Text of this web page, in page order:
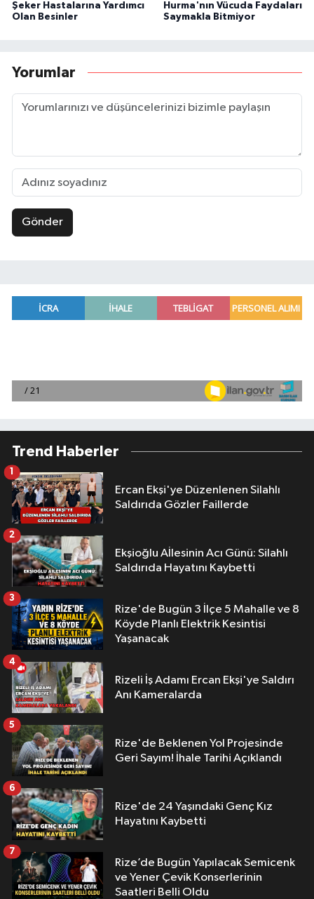
Şeker Hastalarına Yardımcı
Olan Besinler
Hurma'nın Vücuda Faydaları
Saymakla Bitmiyor
Yorumlar
Gönder
Trend Haberler
Ercan Ekşi'ye Düzenlenen Silahlı
Saldırıda Gözler Faillerde
1
Ekşioğlu Aİlesinin Acı Günü: Silahlı
Saldırıda Hayatını Kaybetti
2
Rize'de Bugün 3 İlçe 5 Mahalle ve 8
Köyde Planlı Elektrik Kesintisi
Yaşanacak
3
Rizeli İş Adamı Ercan Ekşi'ye Saldırı
Anı Kameralarda
4
Rize'de Beklenen Yol Projesinde
Geri Sayım! İhale Tarihi Açıklandı
5
Rize'de 24 Yaşındaki Genç Kız
Hayatını Kaybetti
6
Rize’de Bugün Yapılacak Semicenk
ve Yener Çevik Konserlerinin
Saatleri Belli Oldu
7